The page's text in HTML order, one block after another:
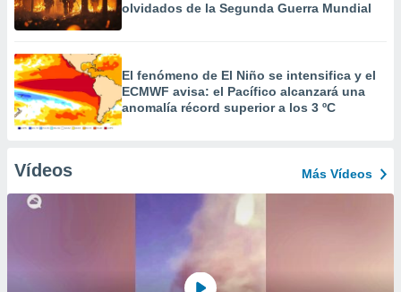
olvidados de la Segunda Guerra Mundial
El fenómeno de El Niño se intensifica y el
ECMWF avisa: el Pacífico alcanzará una
anomalía récord superior a los 3 ºC
Vídeos Más Vídeos